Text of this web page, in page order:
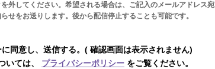
外してください。希望される場合は、ご記入のメールアドレス宛
せをお送りします。後から配信停止することも可能です。
同意し、送信する。( 確認画面は表示されません)
ては、
プライバシーポリシー をご覧ください。